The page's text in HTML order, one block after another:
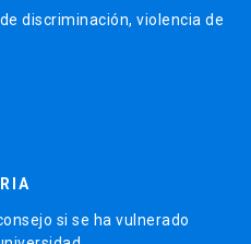
discriminación, violencia de
si se ha vulnerado